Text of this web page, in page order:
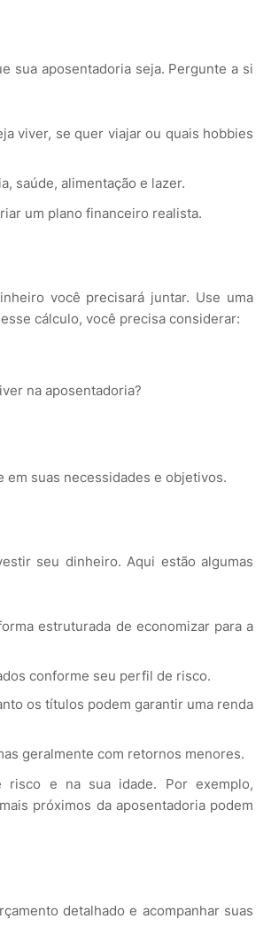
sua aposentadoria seja. Pergunte a si
viver, se quer viajar ou quais hobbies
saúde, alimentação e lazer.
um plano financeiro realista.
você precisará juntar. Use uma
cálculo, você precisa considerar:
na aposentadoria?
em suas necessidades e objetivos.
seu dinheiro. Aqui estão algumas
estruturada de economizar para a
conforme seu perfil de risco.
os títulos podem garantir uma renda
geralmente com retornos menores.
risco e na sua idade. Por exemplo,
próximos da aposentadoria podem
detalhado e acompanhar suas